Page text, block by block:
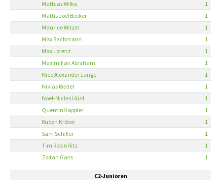
Mathias Wilke
1
Mattis Joel Becker
1
Maurice Witzel
1
Max Bachmann
1
Max Lorenz
1
Maximilian Abraham
1
Nico Alexander Lange
1
Niklas Riedel
1
Noel-Niclas Hünl
1
Quentin Kappler
1
Ruben Kröber
1
Sam Schiller
1
Tim Robin Ritz
1
Zoltan Gans
1
C2-Junioren